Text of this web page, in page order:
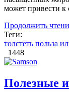
может привести к
Продолжить
Теги:
толстеть польза
1448
Полезные